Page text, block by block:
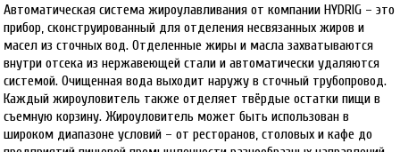
Автоматическая система жироулавливания от компании HYDRIG – это
прибор, сконструированный для отделения несвязанных жиров и
масел из сточных вод. Отделенные жиры и масла захватываются
внутри отсека из нержавеющей стали и автоматически удаляются
системой. Очищенная вода выходит наружу в сточный трубопровод.
Каждый жироуловитель также отделяет твёрдые остатки пищи в
съемную корзину. Жироуловитель может быть использован в
широком диапазоне условий – от ресторанов, столовых и кафе до